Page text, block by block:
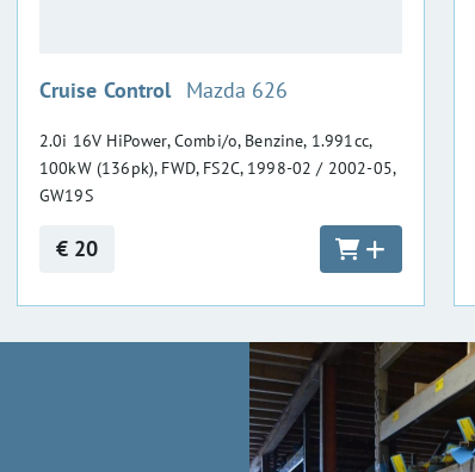
Cruise Control :Mazda 626
2.0i 16V HiPower, Combi/o, Benzine, 1.991cc,
100kW (136pk), FWD, FS2C, 1998-02 / 2002-05,
GW19S
€ 20